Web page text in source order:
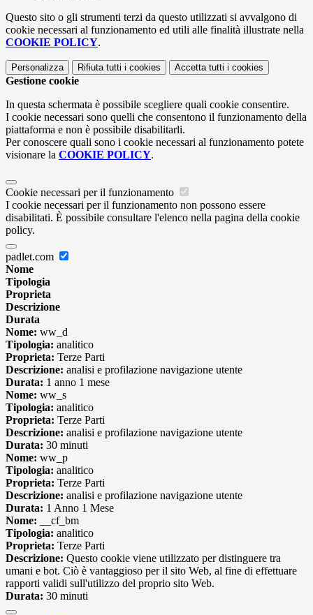
Questo sito o gli strumenti terzi da questo utilizzati si avvalgono di
cookie necessari al funzionamento ed utili alle finalità illustrate nella
COOKIE POLICY.
Personalizza Rifiuta tutti i cookies Accetta tutti i cookies
Gestione cookie
In questa schermata è possibile scegliere quali cookie consentire.
I cookie necessari sono quelli che consentono il funzionamento della
piattaforma e non è possibile disabilitarli.
Per conoscere quali sono i cookie necessari al funzionamento potete
visionare la COOKIE POLICY.
Cookie necessari per il funzionamento
I cookie necessari per il funzionamento non possono essere
disabilitati. È possibile consultare l'elenco nella pagina della cookie
policy.
padlet.com
Nome
Tipologia
Proprieta
Descrizione
Durata
Nome: ww_d
Tipologia: analitico
Proprieta: Terze Parti
Descrizione: analisi e profilazione navigazione utente
Durata: 1 anno 1 mese
Nome: ww_s
Tipologia: analitico
Proprieta: Terze Parti
Descrizione: analisi e profilazione navigazione utente
Durata: 30 minuti
Nome: ww_p
Tipologia: analitico
Proprieta: Terze Parti
Descrizione: analisi e profilazione navigazione utente
Durata: 1 Anno 1 Mese
Nome: __cf_bm
Tipologia: analitico
Proprieta: Terze Parti
Descrizione: Questo cookie viene utilizzato per distinguere tra
umani e bot. Ciò è vantaggioso per il sito Web, al fine di effettuare
rapporti validi sull'utilizzo del proprio sito Web.
Durata: 30 minuti